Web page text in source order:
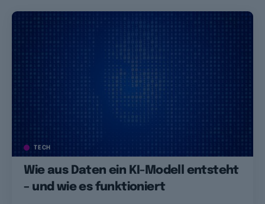
TECH
Wie aus Daten ein KI-Modell entsteht
– und wie es funktioniert